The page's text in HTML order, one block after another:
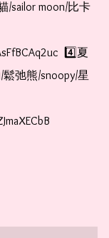
/sailor moon/比卡
4️⃣夏
弛熊/snoopy/星